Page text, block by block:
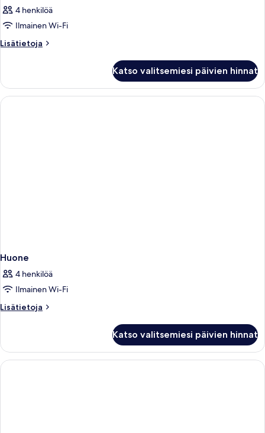
4 henkilöä
Ilmainen Wi-Fi
Lisätietoja
Lisätietoja
Katso valitsemiesi päivien hinnat
Huone
4 henkilöä
Ilmainen Wi-Fi
Lisätietoja
Lisätietoja
Katso valitsemiesi päivien hinnat